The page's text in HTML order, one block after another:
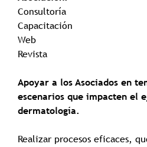
Consultoría
Capacitación
Web
Revista
Apoyar a los Asociados en
escenarios que impacten el
dermatología.
Realizar procesos eficaces,